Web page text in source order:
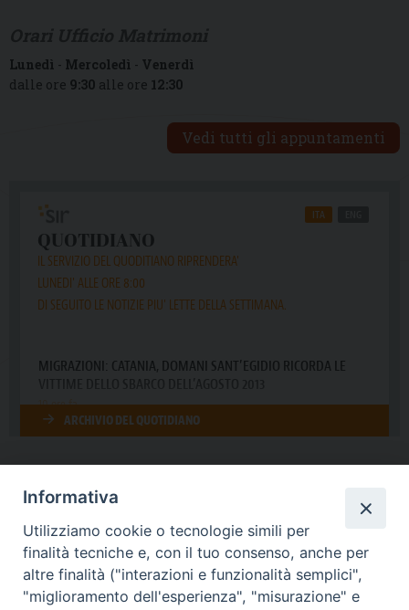
Lunedì - Mercoledì - Venerdì
dalle ore 9:30 alle ore 12:30
Vedi tutti gli appuntamenti
DIOCESI SUBURBICARIA DI ALBANO
Contatti:Tel.: 06.93268401 - Fax.: 06.9323844
E-mail:curia@diocesidialbano.it
Informativa
Utilizziamo cookie o tecnologie simili per
finalità tecniche e, con il tuo consenso, anche per
altre finalità ("interazioni e funzionalità semplici",
"miglioramento dell'esperienza", "misurazione" e